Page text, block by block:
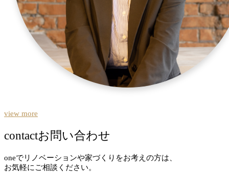
view more
contactお問い合わせ
oneでリノベーションや家づくりをお考えの方は、
お気軽にご相談ください。